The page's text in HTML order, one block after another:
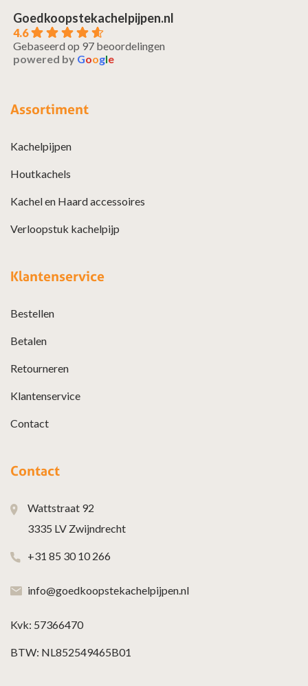
Goedkoopstekachelpijpen.nl
4.6
Gebaseerd op 97 beoordelingen
powered by Google
Assortiment
Kachelpijpen
Houtkachels
Kachel en Haard accessoires
Verloopstuk kachelpijp
Klantenservice
Bestellen
Betalen
Retourneren
Klantenservice
Contact
Contact
Wattstraat 92
3335 LV Zwijndrecht
+31 85 30 10 266
info@goedkoopstekachelpijpen.nl
Kvk: 57366470
BTW: NL852549465B01